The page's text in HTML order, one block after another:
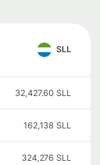
SLL
32,427.60 SLL
162,138 SLL
324,276 SLL